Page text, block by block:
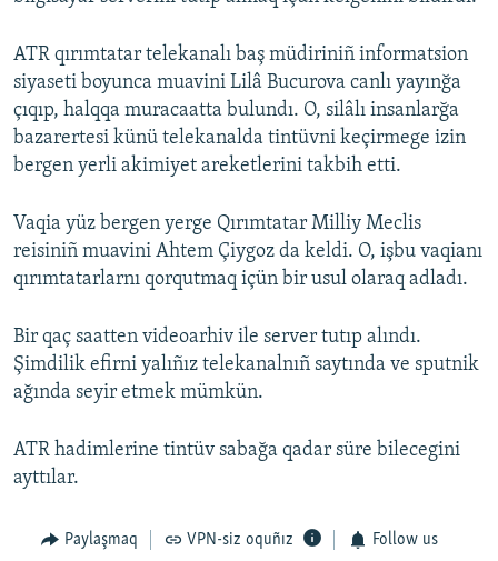
ATR qırımtatar telekanalı baş müdiriniñ informatsion
siyaseti boyunca muavini Lilâ Bucurova canlı yayınğa
çıqıp, halqqa muracaatta bulundı. O, silâlı insanlarğa
bazarertesi künü telekanalda tintüvni keçirmege izin
bergen yerli akimiyet areketlerini takbih etti.
Vaqia yüz bergen yerge Qırımtatar Milliy Meclis
reisiniñ muavini Ahtem Çiygoz da keldi. O, işbu vaqianı
qırımtatarlarnı qorqutmaq içün bir usul olaraq adladı.
Bir qaç saatten videoarhiv ile server tutıp alındı.
Şimdilik efirni yalıñız telekanalnıñ saytında ve sputnik
ağında seyir etmek mümkün.
ATR hadimlerine tintüv sabağa qadar süre bilecegini
ayttılar.
Paylaşmaq VPN-siz oquñız Follow us